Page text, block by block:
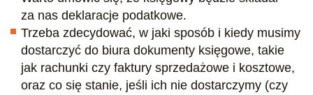
za nas deklaracje podatkowe.
Trzeba zdecydować, w jaki sposób i kiedy musimy
dostarczyć do biura dokumenty księgowe, takie
jak rachunki czy faktury sprzedażowe i kosztowe,
oraz co się stanie, jeśli ich nie dostarczymy (czy